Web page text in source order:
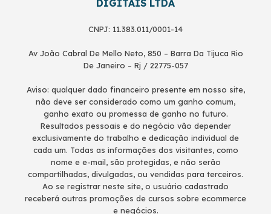
DIGITAIS LTDA
CNPJ: 11.383.011/0001-14
Av João Cabral De Mello Neto, 850 – Barra Da Tijuca Rio
De Janeiro – Rj / 22775-057
Aviso: qualquer dado financeiro presente em nosso site,
não deve ser considerado como um ganho comum,
ganho exato ou promessa de ganho no futuro.
Resultados pessoais e do negócio vão depender
exclusivamente do trabalho e dedicação individual de
cada um. Todas as informações dos visitantes, como
nome e e-mail, são protegidas, e não serão
compartilhadas, divulgadas, ou vendidas para terceiros.
Ao se registrar neste site, o usuário cadastrado
receberá outras promoções de cursos sobre ecommerce
e negócios.